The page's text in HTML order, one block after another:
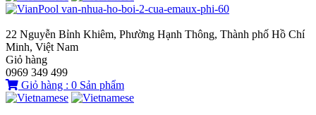
22 Nguyễn Bỉnh Khiêm, Phường Hạnh Thông, Thành phố Hồ Chí
Minh, Việt Nam
Giỏ hàng
0969 349 499
Giỏ hàng : 0 Sản phẩm